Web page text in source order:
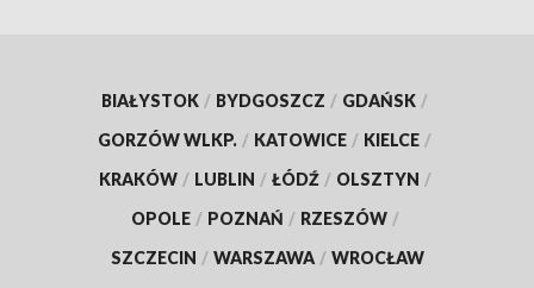
BIAŁYSTOK / BYDGOSZCZ / GDAŃSK /
GORZÓW WLKP. / KATOWICE / KIELCE /
KRAKÓW / LUBLIN / ŁÓDŹ / OLSZTYN /
OPOLE / POZNAŃ / RZESZÓW /
SZCZECIN / WARSZAWA / WROCŁAW